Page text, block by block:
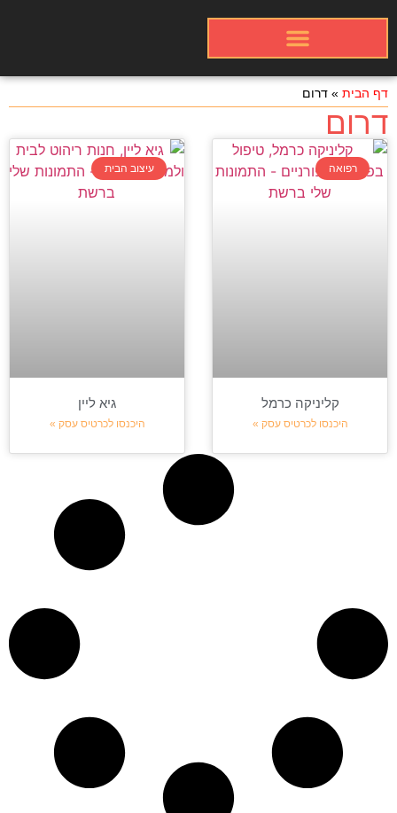
דף הבית » דרום
דרום
רפואה
קליניקה כרמל
היכנסו לכרטיס עסק »
עיצוב הבית
גיא ליין
היכנסו לכרטיס עסק »